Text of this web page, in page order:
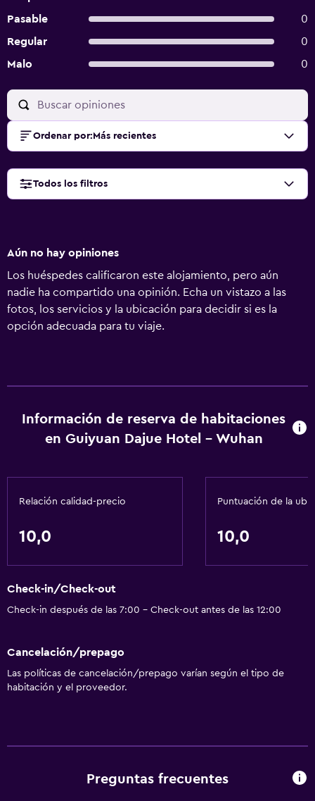
Pasable
0
Regular
0
Malo
0
Ordenar por: Más recientes
Todos los filtros
Aún no hay opiniones
Los huéspedes calificaron este alojamiento, pero aún
nadie ha compartido una opinión. Echa un vistazo a las
fotos, los servicios y la ubicación para decidir si es la
opción adecuada para tu viaje.
Información de reserva de habitaciones
en Guiyuan Dajue Hotel - Wuhan
Relación calidad-precio
10,0
Puntuación de la
10,0
Check-in/Check-out
Check-in después de las 7:00 - Check-out antes de las 12:00
Cancelación/prepago
Las políticas de cancelación/prepago varían según el tipo de
habitación y el proveedor.
Preguntas frecuentes